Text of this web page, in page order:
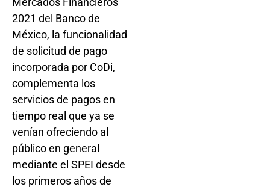
2021 del Banco de
México, la funcionalidad
de solicitud de pago
incorporada por CoDi,
complementa los
servicios de pagos en
tiempo real que ya se
venían ofreciendo al
público en general
mediante el SPEI desde
los primeros años de